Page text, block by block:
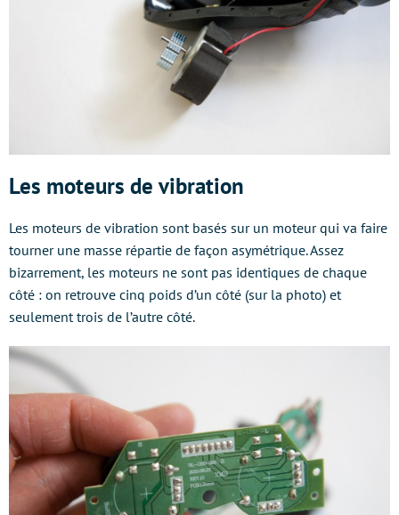
Les moteurs de vibration
Les moteurs de vibration sont basés sur un moteur qui va faire
tourner une masse répartie de façon asymétrique. Assez
bizarrement, les moteurs ne sont pas identiques de chaque
côté : on retrouve cinq poids d’un côté (sur la photo) et
seulement trois de l’autre côté.